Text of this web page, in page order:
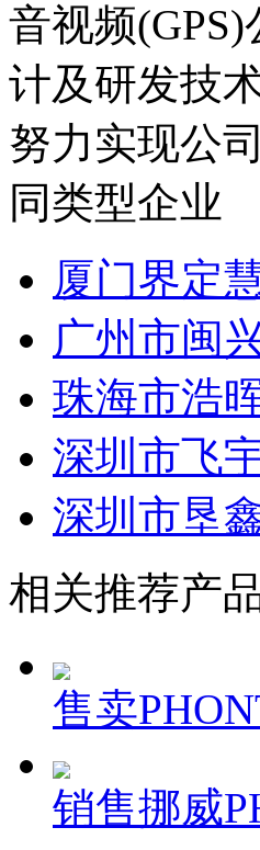
音视频
计及研发技
努力实现公
同类型企业
厦门界定
广州市闽
珠海市浩
深圳市飞
深圳市垦
相关推荐产
售卖
销售挪威